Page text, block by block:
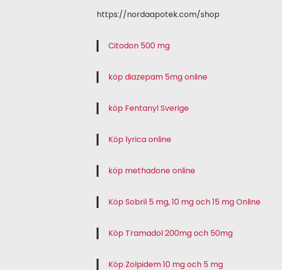
https://nordaapotek.com/shop
Citodon 500 mg
köp diazepam 5mg online
köp Fentanyl Sverige
Köp lyrica online
köp methadone online
Köp Sobril 5 mg, 10 mg och 15 mg Online
Köp Tramadol 200mg och 50mg
Köp Zolpidem 10 mg och 5 mg